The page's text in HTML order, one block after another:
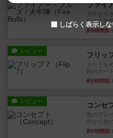
ファイ
火牛を引
列まで攻
約5時間前
レビュー フリッ
カードを
時のカー
約5時間前
レビュー コンセ
親のプレ
中から他
約6時間前
しばらく表示し